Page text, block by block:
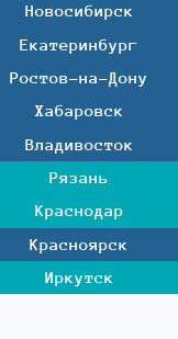
Новосибирск
Екатеринбург
Ростов-на-Дону
Хабаровск
Владивосток
Рязань
Краснодар
Красноярск
Иркутск